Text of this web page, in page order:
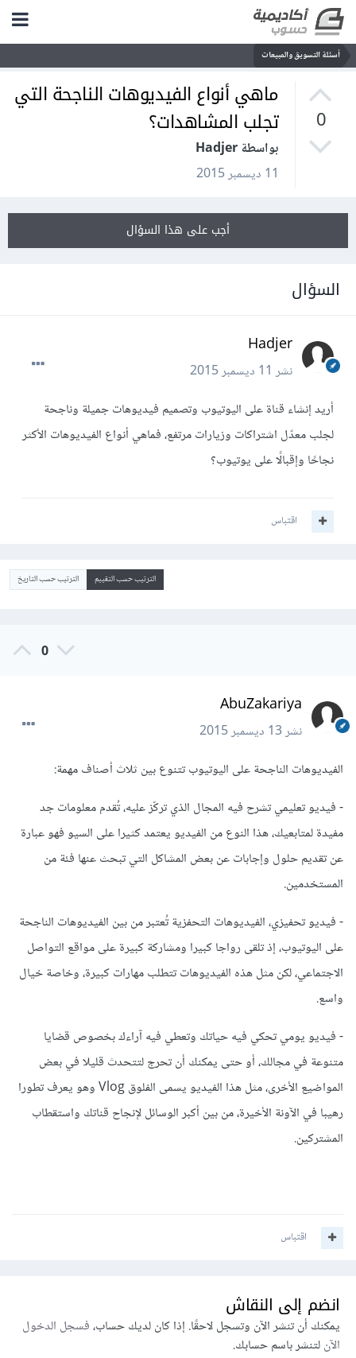
أسئلة التسويق والمبيعات
0
ماهي أنواع الفيديوهات الناجحة التي
تجلب المشاهدات؟
بواسطة Hadjer
11 ديسمبر 2015
أجب على هذا السؤال
السؤال
Hadjer
نشر11 ديسمبر 2015
أريد إنشاء قناة على اليوتيوب وتصميم فيديوهات جميلة وناجحة
لجلب معدّل اشتراكات وزيارات مرتفع، فماهي أنواع الفيديوهات الأكثر
نجاحًا وإقبالًا على يوتيوب؟
اقتباس
الترتيب حسب التقييم الترتيب حسب التاريخ
0
AbuZakariya
نشر13 ديسمبر 2015
الفيديوهات الناجحة على اليوتيوب تتنوع بين ثلاث أصناف مهمة:
- فيديو تعليمي تشرح فيه المجال الذي تركّز عليه، تُقدم معلومات جد
مفيدة لمتابعيك، هذا النوع من الفيديو يعتمد كثيرا على السيو فهو عبارة
عن تقديم حلول وإجابات عن بعض المشاكل التي تبحث عنها فئة من
المستخدمين.
- فيديو تحفيزي، الفيديوهات التحفزية تُعتبر من بين الفيديوهات الناجحة
على اليوتيوب، إذ تلقى رواجا كبيرا ومشاركة كبيرة على مواقع التواصل
الاجتماعي، لكن مثل هذه الفيديوهات تتطلب مهارات كبيرة، وخاصة خيال
واسع.
- فيديو يومي تحكي فيه حياتك وتعطي فيه آراءك بخصوص قضايا
متنوعة في مجالك، أو حتى يمكنك أن تحرج لتتحدث قليلا في بعض
المواضيع الأخرى، مثل هذا الفيديو يسمى الفلوق Vlog وهو يعرف تطورا
رهيبا في الآونة الأخيرة، من بين أكبر الوسائل لإنجاح قناتك واستقطاب
المشتركين.
اقتباس
انضم إلى النقاش
يمكنك أن تنشر الآن وتسجل لاحقًا. إذا كان لديك حساب،فسجل الدخول
الآنلتنشر باسم حسابك.